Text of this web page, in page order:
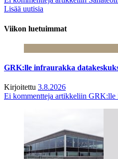
Lisää uutisia
Viikon luetuimmat
GRK:lle infraurakka
Kirjoitettu 3.8.2026
Ei kommentteja artikkeliin GRK:lle